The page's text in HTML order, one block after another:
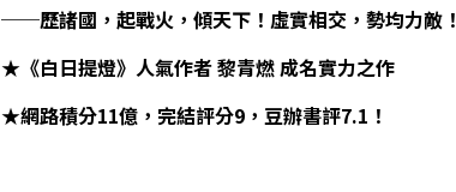
──歷諸國，起戰火，傾天下！虛實相交，勢均力敵！
★《白日提燈》人氣作者 黎青燃 成名實力之作
★網路積分11億，完結評分9，豆辦書評7.1！